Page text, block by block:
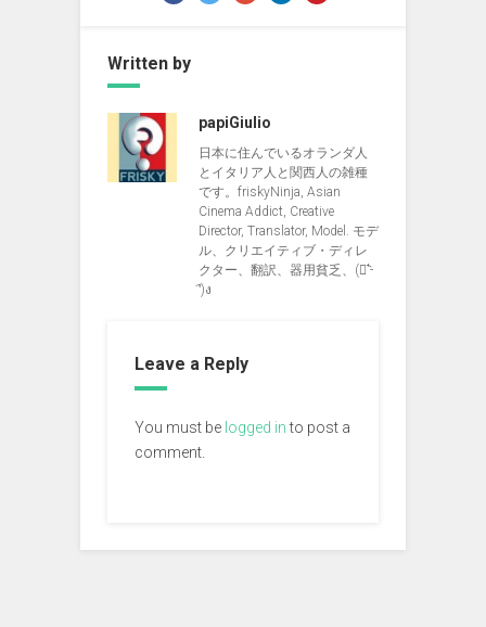
Written by
papiGiulio
日本に住んでいるオランダ人
とイタリア人と関西人の雑種
です。friskyNinja, Asian
Cinema Addict, Creative
Director, Translator, Model. モデ
ル、クリエイティブ・ディレ
クター、翻訳、器用貧乏、(ง︡'-
'︠)ง
Leave a Reply
You must be logged into post a
comment.